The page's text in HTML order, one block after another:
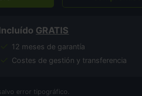
GRATIS
12 meses de garantía
Costes de gestión y transferencia
error tipográfico.